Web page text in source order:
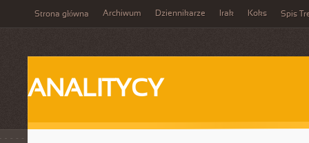
Strona główna Archiwum Dziennikarze Irak Koks Spis
ANALITYCY